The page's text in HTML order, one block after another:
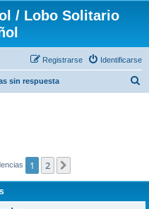
/ Lobo Solitario
Identificarse
Registrarse
sin respuesta
1 2